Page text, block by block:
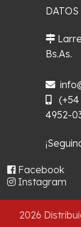
Bs.As.
(+54
4952-
Facebook
Instagram
2026